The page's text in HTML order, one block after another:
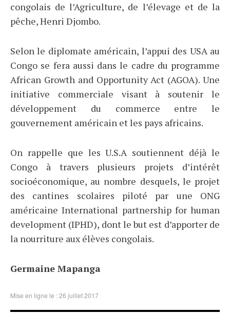
congolais de l’Agriculture, de l’élevage et de la
pêche, Henri Djombo.
Selon le diplomate américain, l’appui des USA au
Congo se fera aussi dans le cadre du programme
African Growth and Opportunity Act (AGOA). Une
initiative commerciale visant à soutenir le
développement du commerce entre le
gouvernement américain et les pays africains.
On rappelle que les U.S.A soutiennent déjà le
Congo à travers plusieurs projets d’intérêt
socioéconomique, au nombre desquels, le projet
des cantines scolaires piloté par une ONG
américaine International partnership for human
development (IPHD), dont le but est d’apporter de
la nourriture aux élèves congolais.
Germaine Mapanga
Mise en ligne le : 26 juillet 2017